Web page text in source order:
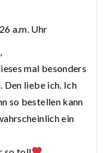
a.m. Uhr
mal besonders
Den liebe ich. Ich
so bestellen kann
ein